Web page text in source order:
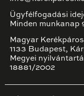
Ügyfélfogadási
Minden munkanap
Magyar
1133 Budapest,
Megyei
18881/2002